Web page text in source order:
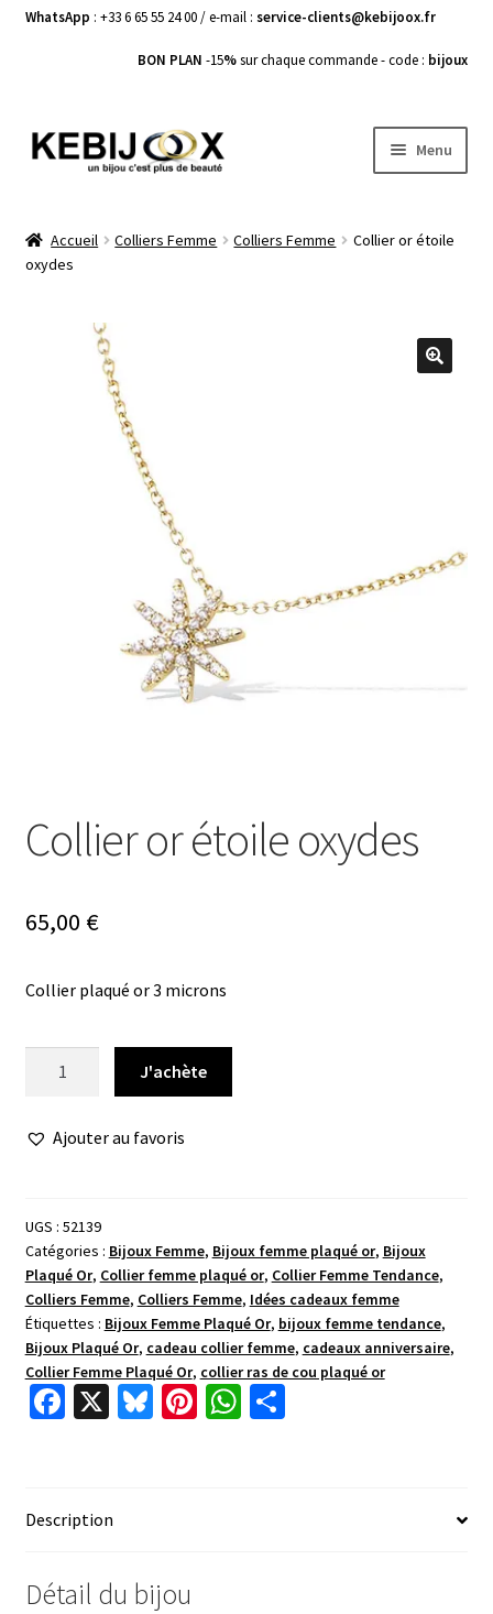
WhatsApp : +33 6 65 55 24 00 / e-mail : service-clients@kebijoox.fr
BON PLAN -15%sur chaque commande - code : bijoux
Aller
à
Aller
au
Menu
Boucles d’Oreilles
Bracelets Femme
Colliers Femme
menu
enfant
Accueil Colliers Femme Colliers Femme
Collier or étoile
oxydes
Collier or étoile oxydes
65,00 €
Collier plaqué or 3 microns
or
J'achète
Ajouter au favoris
UGS : 52139
Catégories : Bijoux Femme, Bijoux femme plaqué or, Bijoux
Plaqué Or, Collier femme plaqué or, Collier Femme Tendance,
Colliers Femme, Colliers Femme, Idées cadeaux femme
Étiquettes : Bijoux Femme Plaqué Or, bijoux femme tendance,
Bijoux Plaqué Or, cadeau collier femme, cadeaux anniversaire,
Collier Femme Plaqué Or, collier ras de cou plaqué or
Fa
o
o
k
X Bl Pi W P
Description
Détail du bijou